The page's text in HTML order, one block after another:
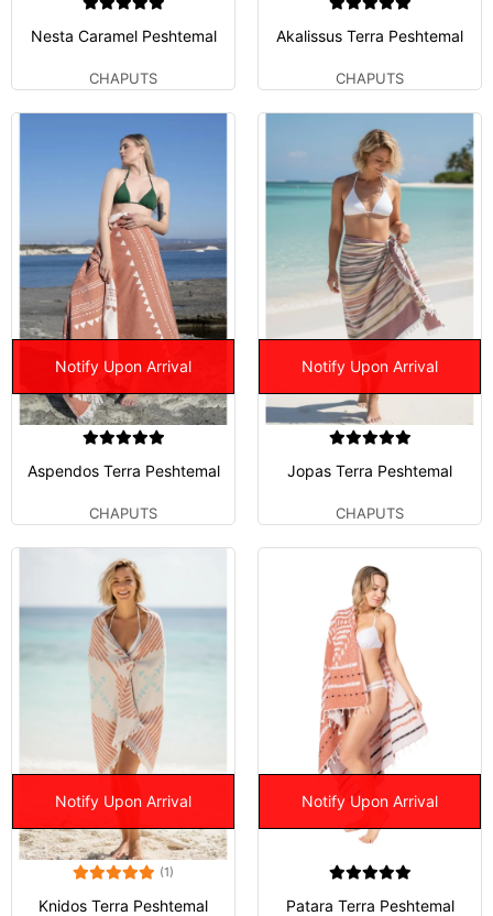
Nesta Caramel Peshtemal
CHAPUTS
Akalissus Terra Peshtemal
CHAPUTS
Notify Upon Arrival
Aspendos Terra Peshtemal
CHAPUTS
Notify Upon Arrival
Jopas Terra Peshtemal
CHAPUTS
Notify Upon Arrival
(1)
Knidos Terra Peshtemal
Notify Upon Arrival
Patara Terra Peshtemal